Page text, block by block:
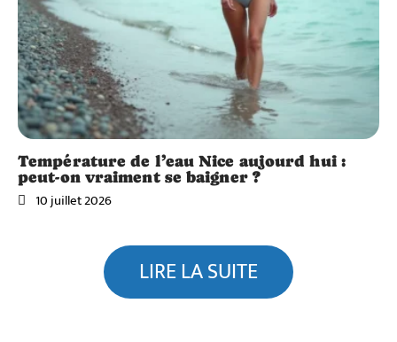
Température de l’eau Nice aujourd hui :
peut-on vraiment se baigner ?
10 juillet 2026
LIRE LA SUITE